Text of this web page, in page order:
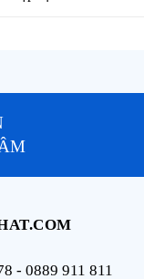
- 0889 911 811